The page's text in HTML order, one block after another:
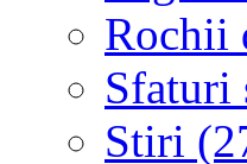
Rochii
Sfaturi
Stiri